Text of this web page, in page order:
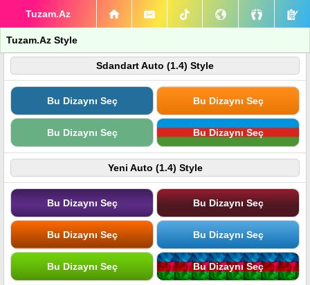
Tuzam.Az
Tuzam.Az Style
Sdandart Auto (1.4) Style
Bu Dizaynı Seç Bu Dizaynı Seç
Bu Dizaynı Seç Bu Dizaynı Seç
Yeni Auto (1.4) Style
Bu Dizaynı Seç Bu Dizaynı Seç
Bu Dizaynı Seç Bu Dizaynı Seç
Bu Dizaynı Seç Bu Dizaynı Seç